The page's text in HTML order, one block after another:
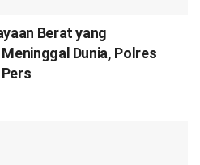
Berat yang
Dunia, Polres